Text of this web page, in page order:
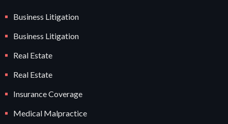
Business Litigation
Business Litigation
Real Estate
Real Estate
Insurance Coverage
Medical Malpractice